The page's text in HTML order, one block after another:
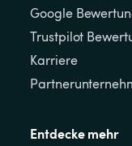
Google
Trustpilot
Karriere
Entdecke mehr